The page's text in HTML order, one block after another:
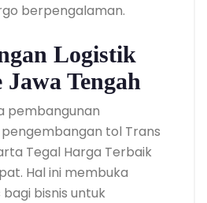
berpengalaman.
Logistik
Tengah
pembangunan
tol Trans
Tegal Harga Terbaik
Hal ini membuka
bisnis untuk